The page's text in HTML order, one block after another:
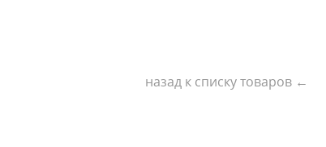
назад к списку товаров ←